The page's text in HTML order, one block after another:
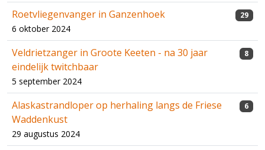
Roetvliegenvanger in Ganzenhoek
6 oktober 2024
29
Veldrietzanger in Groote Keeten - na 30 jaar
eindelijk twitchbaar
5 september 2024
8
Alaskastrandloper op herhaling langs de Friese
Waddenkust
29 augustus 2024
6